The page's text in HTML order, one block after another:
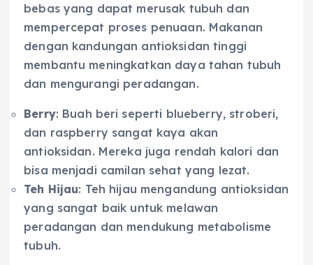
bebas yang dapat merusak tubuh dan
mempercepat proses penuaan. Makanan
dengan kandungan antioksidan tinggi
membantu meningkatkan daya tahan tubuh
dan mengurangi peradangan.
Berry: Buah beri seperti blueberry, stroberi,
dan raspberry sangat kaya akan
antioksidan. Mereka juga rendah kalori dan
bisa menjadi camilan sehat yang lezat.
Teh Hijau: Teh hijau mengandung antioksidan
yang sangat baik untuk melawan
peradangan dan mendukung metabolisme
tubuh.